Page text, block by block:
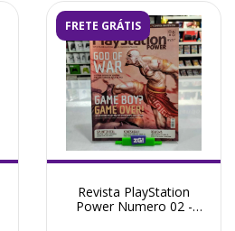
FRETE GRÁTIS
Revista PlayStation
Power Numero 02 -